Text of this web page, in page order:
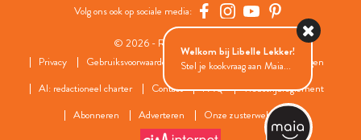
Volg ons ook op sociale media:
© 2026 - Roularta Media Group
Privacy
Gebruiksvoorwaarden Cookies
Cookies instellingen
AI: redactioneel charter
Contact FAQ
Wedstrijdreglement
Abonneren
Adverteren Onze zusterwebsites
Welkom bij Libelle Lekker!
Stel je kookvraag aan Maia...